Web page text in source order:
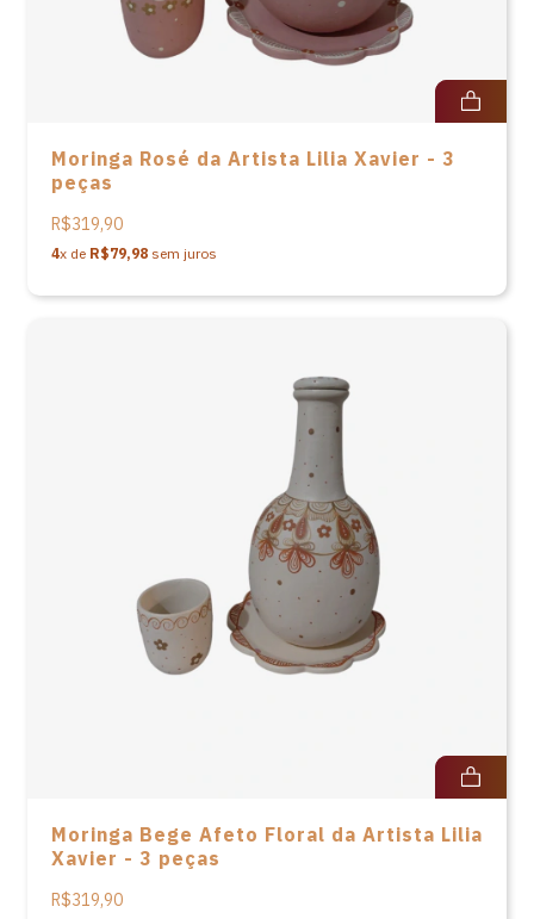
Moringa Rosé da Artista Lilia Xavier - 3
peças
R$319,90
4x de R$79,98 sem juros
Moringa Bege Afeto Floral da Artista Lilia
Xavier - 3 peças
R$319,90